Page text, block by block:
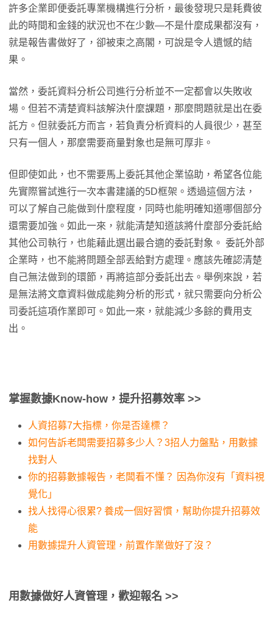
許多企業即便委託專業機構進行分析，最後發現只是耗費彼
此的時間和金錢的狀況也不在少數—不是什麼成果都沒有，
就是報告書做好了，卻被束之高閣，可說是令人遺憾的結
果。
當然，委託資料分析公司進行分析並不一定都會以失敗收
場。但若不清楚資料該解決什麼課題，那麼問題就是出在委
託方。但就委託方而言，若負責分析資料的人員很少，甚至
只有一個人，那麼需要商量對象也是無可厚非。
但即使如此，也不需要馬上委託其他企業協助，希望各位能
先實際嘗試進行一次本書建議的5D框架。透過這個方法，
可以了解自己能做到什麼程度，同時也能明確知道哪個部分
還需要加強。如此一來，就能清楚知道該將什麼部分委託給
其他公司執行，也能藉此選出最合適的委託對象。 委託外部
企業時，也不能將問題全部丟給對方處理。應該先確認清楚
自己無法做到的環節，再將這部分委託出去。舉例來說，若
是無法將文章資料做成能夠分析的形式，就只需要向分析公
司委託這項作業即可。如此一來，就能減少多餘的費用支
出。
掌握數據Know-how，提升招募效率 >>
人資招募7大指標，你是否達標？
如何告訴老闆需要招募多少人？3招人力盤點，用數據
找對人
你的招募數據報告，老闆看不懂？ 因為你沒有「資料視
覺化」
找人找得心很累? 養成一個好習慣，幫助你提升招募效
能
用數據提升人資管理，前置作業做好了沒？
用數據做好人資管理，歡迎報名 >>